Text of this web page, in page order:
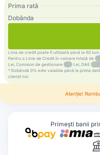
Prima ratǎ
Dobânda
Linia de credit poate fi utilizată până la 60 luni.
Pentru o Linie de Credit în valoare totalǎ de
Lei, Comision de gestionare
Lei, DAE
* Dobândă 0% este valabila până la prima
clienții noi.
Atenție!
Primești banii